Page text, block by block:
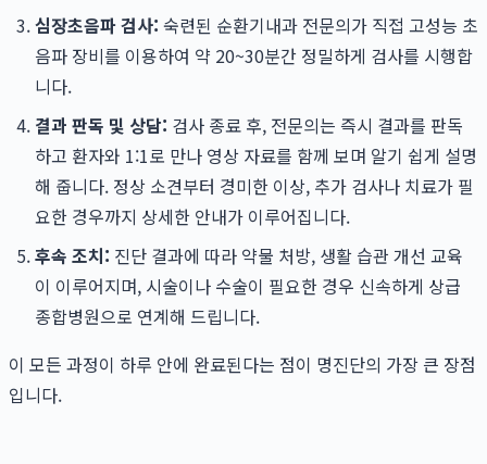
심장초음파 검사: 숙련된 순환기내과 전문의가 직접 고성능 초
음파 장비를 이용하여 약 20~30분간 정밀하게 검사를 시행합
니다.
결과 판독 및 상담: 검사 종료 후, 전문의는 즉시 결과를 판독
하고 환자와 1:1로 만나 영상 자료를 함께 보며 알기 쉽게 설명
해 줍니다. 정상 소견부터 경미한 이상, 추가 검사나 치료가 필
요한 경우까지 상세한 안내가 이루어집니다.
후속 조치: 진단 결과에 따라 약물 처방, 생활 습관 개선 교육
이 이루어지며, 시술이나 수술이 필요한 경우 신속하게 상급
종합병원으로 연계해 드립니다.
이 모든 과정이 하루 안에 완료된다는 점이 명진단의 가장 큰 장점
입니다.